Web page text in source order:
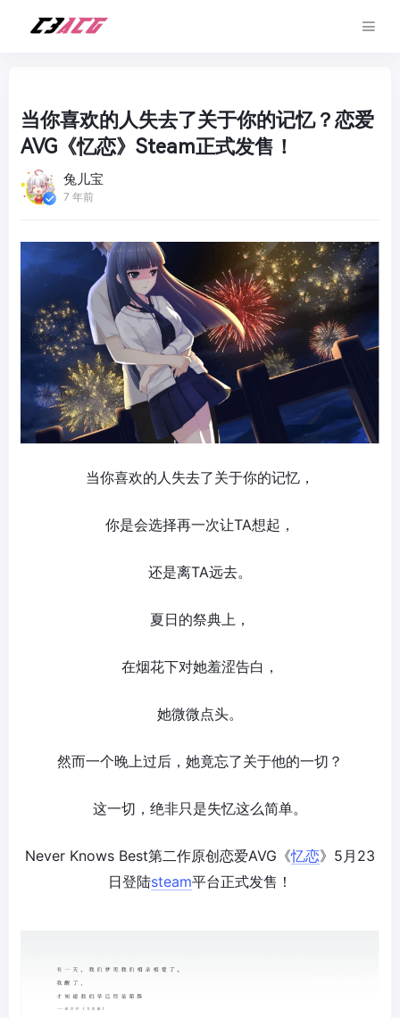
当你喜欢的人失去了关于你的记忆？恋爱
AVG《忆恋》Steam正式发售！
兔儿宝
7 年前
当你喜欢的人失去了关于你的记忆，
你是会选择再一次让TA想起，
还是离TA远去。
夏日的祭典上，
在烟花下对她羞涩告白，
她微微点头。
然而一个晚上过后，她竟忘了关于他的一切？
这一切，绝非只是失忆这么简单。
Never Knows Best第二作原创恋爱AVG《忆恋》5月23
日登陆steam平台正式发售！